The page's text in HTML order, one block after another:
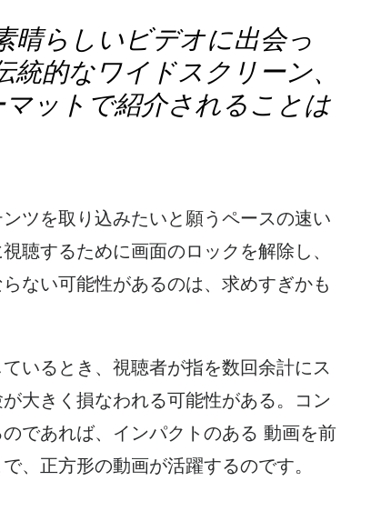
晴らしい ビデオに出会っ
統的なワイドスクリーン、
ットで紹介されることは
ツを取り込みたいと願うペースの速い
聴するために画面のロックを解除し、
ない可能性があるのは、求めすぎかも
いるとき、視聴者が指を数回余計にス
大きく損なわれる可能性がある。コン
であれば、インパクトのある 動画を前
、正方形の動画が活躍するのです。